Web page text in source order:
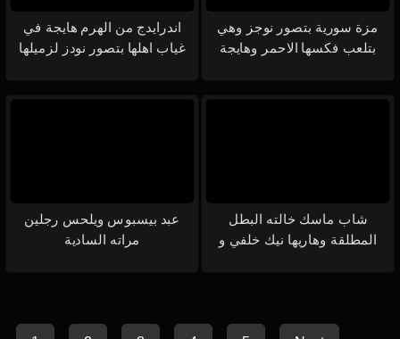
اندرايدج من الهرم هايجة في
غياب اهلها بتصور نودز لزميلها
مزة سورية بتصور نوجز وهي
بتلعب فكسها الاحمر وهايجة
عبد بيسبوس ويلحس رجلين
مراته السادية
شاب ماسك خالته البطل
المطلقة وهاريها نيك خلفي و